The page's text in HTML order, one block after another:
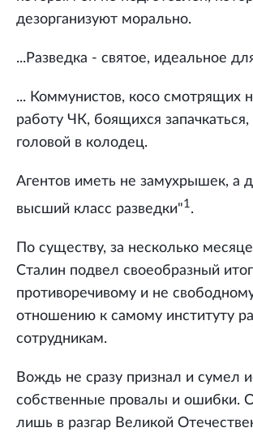
дезорганизуют морально.
...Разведка - святое, идеальное
... Коммунистов, косо смотрящих
работу ЧК, боящихся
головой в колодец.
Агентов иметь не замухрышек, а
высший класс разведки"1 .
По существу, за несколько
Сталин подвел своеобразный
противоречивому и не
отношению к самому институту
сотрудникам.
Вождь не сразу признал и сумел
собственные провалы и ошибки.
лишь в разгар Великой